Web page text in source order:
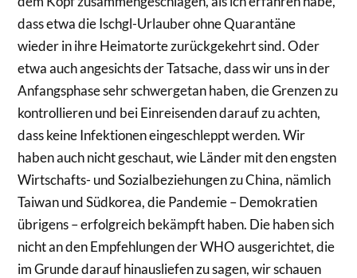
dass etwa die Ischgl-Urlauber ohne Quarantäne
wieder in ihre Heimatorte zurückgekehrt sind. Oder
etwa auch angesichts der Tatsache, dass wir uns in der
Anfangsphase sehr schwergetan haben, die Grenzen zu
kontrollieren und bei Einreisenden darauf zu achten,
dass keine Infektionen eingeschleppt werden. Wir
haben auch nicht geschaut, wie Länder mit den engsten
Wirtschafts- und Sozialbeziehungen zu China, nämlich
Taiwan und Südkorea, die Pandemie – Demokratien
übrigens – erfolgreich bekämpft haben. Die haben sich
nicht an den Empfehlungen der WHO ausgerichtet, die
im Grunde darauf hinausliefen zu sagen, wir schauen